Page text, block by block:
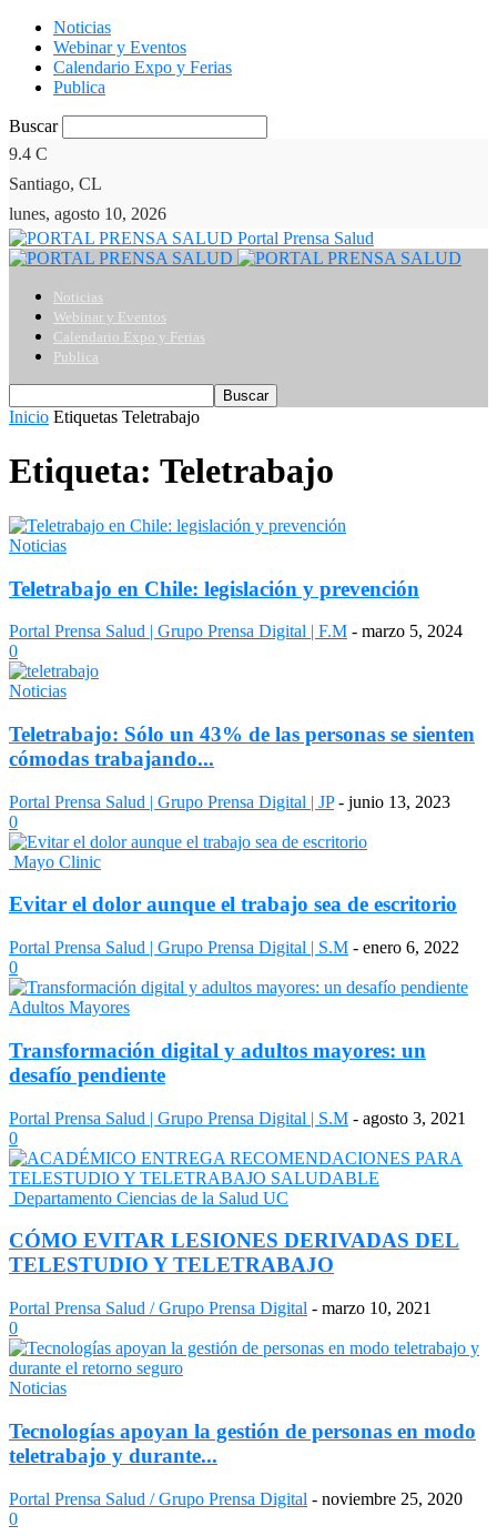
Noticias
Webinar y Eventos
Calendario Expo y Ferias
Publica
Buscar
9.4 C
Santiago, CL
lunes, agosto 10, 2026
Portal Prensa Salud
Noticias
Webinar y Eventos
Calendario Expo y Ferias
Publica
Inicio Etiquetas Teletrabajo
Etiqueta: Teletrabajo
Noticias
Teletrabajo en Chile: legislación y prevención
Portal Prensa Salud | Grupo Prensa Digital | F.M - marzo 5, 2024
0
Noticias
Teletrabajo: Sólo un 43% de las personas se sienten
cómodas trabajando...
Portal Prensa Salud | Grupo Prensa Digital | JP - junio 13, 2023
0
Mayo Clinic
Evitar el dolor aunque el trabajo sea de escritorio
Portal Prensa Salud | Grupo Prensa Digital | S.M - enero 6, 2022
0
Adultos Mayores
Transformación digital y adultos mayores: un
desafío pendiente
Portal Prensa Salud | Grupo Prensa Digital | S.M - agosto 3, 2021
0
Departamento Ciencias de la Salud UC
CÓMO EVITAR LESIONES DERIVADAS DEL
TELESTUDIO Y TELETRABAJO
Portal Prensa Salud / Grupo Prensa Digital - marzo 10, 2021
0
Noticias
Tecnologías apoyan la gestión de personas en modo
teletrabajo y durante...
Portal Prensa Salud / Grupo Prensa Digital - noviembre 25, 2020
0